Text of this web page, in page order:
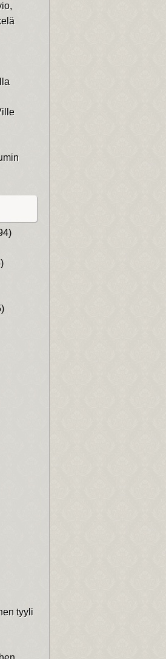
,
tyyli